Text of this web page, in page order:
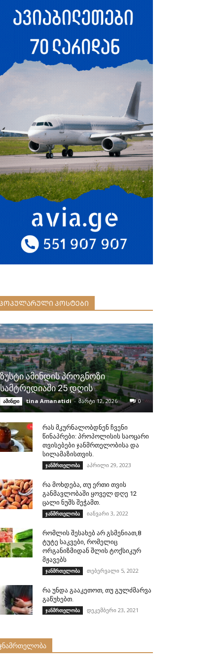
ᲞᲝᲡᲢᲔᲑᲘ
ზუსტი ამინდის პროგნოზი
სამტრედიაში 25 დღის
ამინდი tina Amanatidi - მარტი 12, 2026 0
რას მკურნალობდნენ ჩვენი
წინაპრები: პროპოლისის საოცარი
თვისებები ჯანმრთელობისა და
სილამაზისთვის.
ჯანმრთელობა აპრილი 29, 2023
რა მოხდება, თუ ერთი თვის
განმავლობაში ყოველ დღე 12
ცალი ნუშს შეჭამთ.
ჯანმრთელობა იანვარი 3, 2022
რომლის შესახებ არ გსმენიათ,8
ტუტე საკვები, რომელიც
ორგანიზმიდან შლის ტოქსიკურ
მჟავებს
ჯანმრთელობა თებერვალი 5, 2022
რა უნდა გააკეთოთ, თუ გულძმარვა
გაწუხებთ.
ჯანმრთელობა დეკემბერი 23, 2021